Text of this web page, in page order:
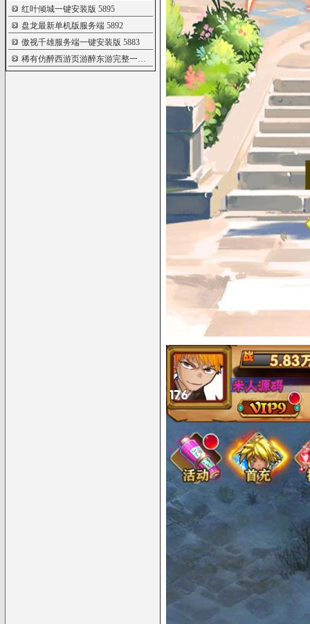
红叶倾城一键安装版 5895
盘龙最新单机版服务端5892
傲视千雄服务端一键安装版 5883
稀有仿醉西游页游醉东游完整一键端
5848